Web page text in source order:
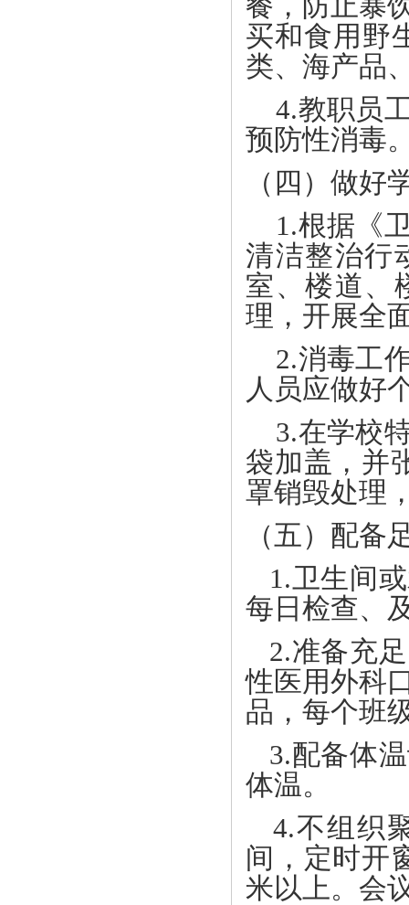
买和食用野
类、海产品
4.教职员
预防性消毒
（四）做好
1.根据《
清洁整治行
室、楼道、
理，开展全
2.消毒工
人员应做好
3.在学校
袋加盖，并
罩销毁处理
（五）配备
1.卫生间
每日检查、
2.准备充
性医用外科
品，每个班
3.配备体
体温。
4.不组织
间，定时开
米以上。会